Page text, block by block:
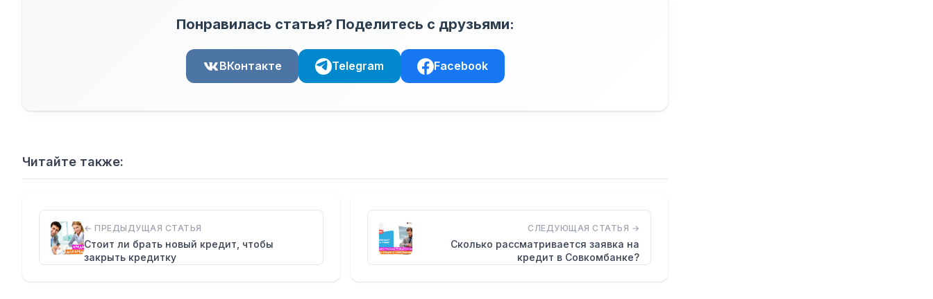
Понравилась статья? Поделитесь с друзьями:
ВКонтакте Telegram Facebook
Читайте также:
← ПРЕДЫДУЩАЯ СТАТЬЯ
Стоит ли брать новый кредит, чтобы
закрыть кредитку
СЛЕДУЮЩАЯ СТАТЬЯ →
Сколько рассматривается заявка на
кредит в Совкомбанке?